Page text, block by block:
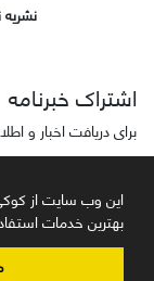
این وب سایت از کوکی
بهترین خدمات
اشتراک خبرنامه
برای دریافت اخبار و